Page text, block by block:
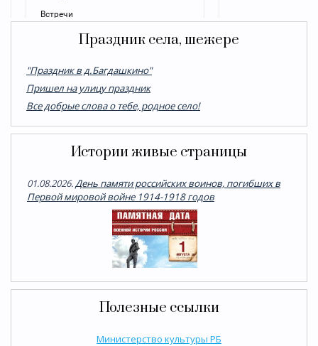
Праздник села, шежере
"Праздник в д.Багдашкино"
Пришел на улицу праздник
Все добрые слова о тебе, родное село!
Истории живые страницы
01.08.2026.День памяти российских воинов, погибших в
Первой мировой войне 1914-1918 годов
Полезные ссылки
Министерство культуры РБ